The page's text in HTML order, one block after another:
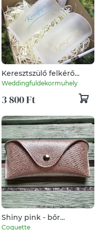
Keresztszülő felkérő
szett - repohárral,
kaparós sorsjeggyel
Weddingfuldekormuhely
3 800 Ft
Shiny pink - bőr
szemüveg tok
Coquette